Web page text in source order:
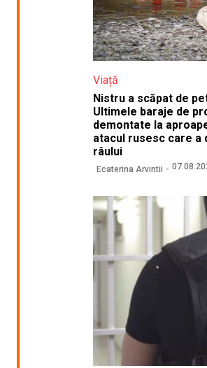
Viață
Nistru a scăpat de
Ultimele baraje de
demontate la
atacul rusesc care a
râului
Ecaterina Arvintii